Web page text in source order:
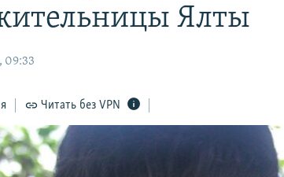
Ялты
09:33
Читать без VPN